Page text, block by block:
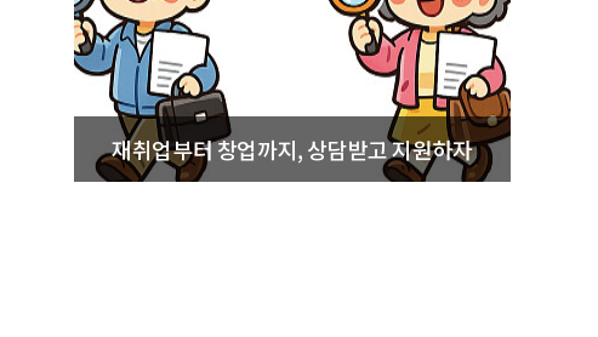
재취업부터 창업까지, 상담받고 지원하자